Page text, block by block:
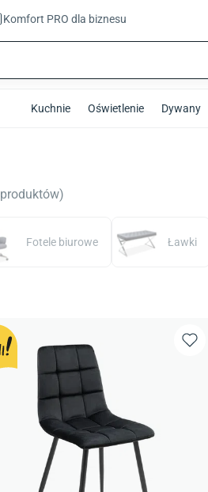
Komfort PRO dla biznesu
Kuchnie Oświetlenie Dywany
produktów)
Fotele biurowe Ławki